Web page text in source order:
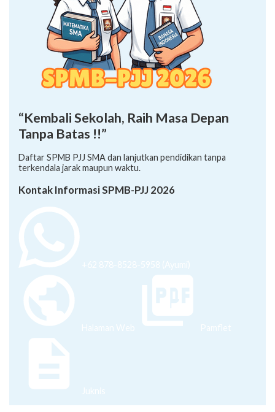
“Kembali Sekolah, Raih Masa Depan
Tanpa Batas !!”
Daftar SPMB PJJ SMA dan lanjutkan pendidikan tanpa
terkendala jarak maupun waktu.
Kontak Informasi SPMB-PJJ 2026
+62 878-8528-5958 (Ayumi)
Halaman Web Pamflet
Juknis